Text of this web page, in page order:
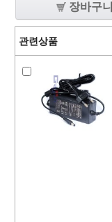
장바구니
관련상품